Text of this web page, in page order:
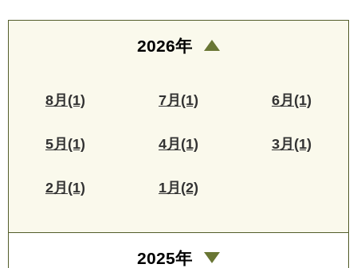
2026年
8月(1) 7月(1) 6月(1)
5月(1) 4月(1) 3月(1)
2月(1) 1月(2)
2025年